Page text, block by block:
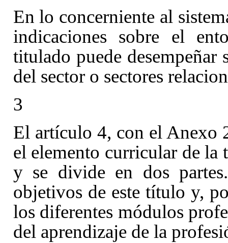
En lo concerniente al
indicaciones sobre el
titulado puede
del sector o sectores
3
El artículo 4, con el Anexo
el elemento curricular de la
y se divide en dos
objetivos de este título y,
los diferentes módulos
del aprendizaje de la